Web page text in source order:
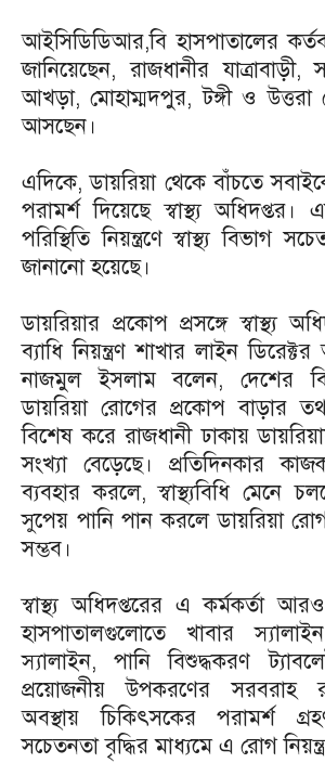
আইসিডিডিআর,বি হাসপাতালের
জানিয়েছেন, রাজধানীর যাত্রাবাড়ী,
আখড়া, মোহাম্মদপুর, টঙ্গী ও উত্তরা
আসছেন।
এদিকে, ডায়রিয়া থেকে বাঁচতে
পরামর্শ দিয়েছে স্বাস্থ্য অধিদপ্তর।
পরিস্থিতি নিয়ন্ত্রণে স্বাস্থ্য বিভাগ
জানানো হয়েছে।
ডায়রিয়ার প্রকোপ প্রসঙ্গে স্বাস্থ্য
ব্যাধি নিয়ন্ত্রণ শাখার লাইন
নাজমুল ইসলাম বলেন, দেশের
ডায়রিয়া রোগের প্রকোপ বাড়ার
বিশেষ করে রাজধানী ঢাকায়
সংখ্যা বেড়েছে। প্রতিদিনকার
ব্যবহার করলে, স্বাস্থ্যবিধি মেনে
সুপেয় পানি পান করলে ডায়রিয়া
সম্ভব।
স্বাস্থ্য অধিদপ্তরের এ কর্মকর্তা
হাসপাতালগুলোতে খাবার
স্যালাইন, পানি বিশুদ্ধকরণ
প্রয়োজনীয় উপকরণের সরবরাহ
অবস্থায় চিকিৎসকের পরামর্শ
সচেতনতা বৃদ্ধির মাধ্যমে এ রোগ